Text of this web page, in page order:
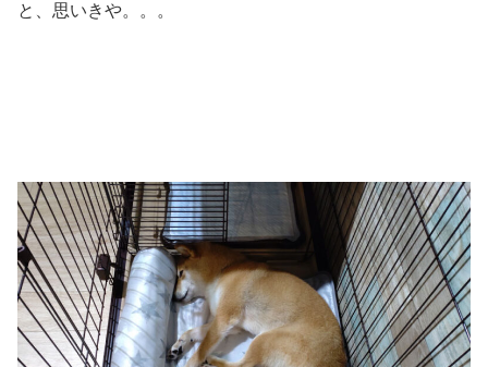
と、思いきや。。。